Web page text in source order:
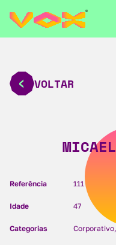
VOLTAR
Referência 111
Idade 47
Categorias